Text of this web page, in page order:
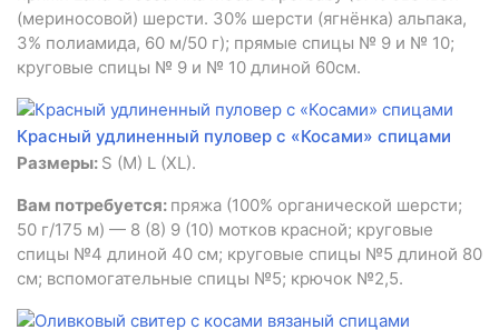
(мериносовой) шерсти. 30% шерсти (ягнёнка) альпака,
3% полиамида, 60 м/50 г); прямые спицы № 9 и № 10;
круговые спицы № 9 и № 10 длиной 60см.
Красный удлиненный пуловер с «Косами» спицами
Размеры: S (M) L (XL).
Вам потребуется: пряжа (100% органической шерсти;
50 г/175 м) — 8 (8) 9 (10) мотков красной; круговые
спицы №4 длиной 40 см; круговые спицы №5 длиной 80
см; вспомогательные спицы №5; крючок №2,5.